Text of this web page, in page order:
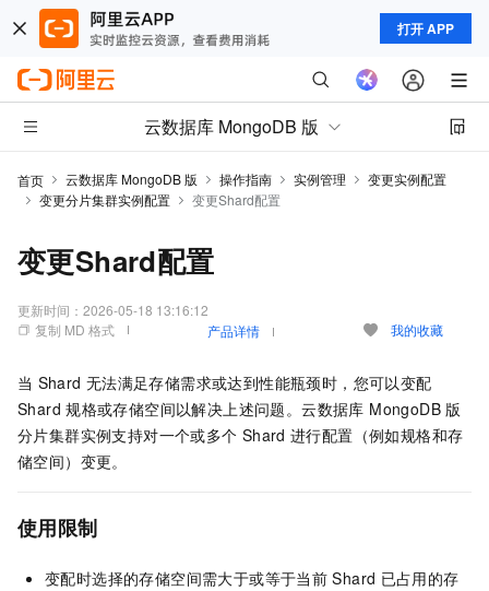
打开 APP
云数据库 MongoDB 版
首页 云数据库 MongoDB 版 操作指南 实例管理
变更实例配置
变更分片集群实例配置
变更Shard配置
变更Shard配置
更新时间： 2026-05-18 13:16:12
复制 MD 格式
产品详情 我的收藏
当 Shard 无法满足存储需求或达到性能瓶颈时，您可以变配
Shard 规格或存储空间以解决上述问题。云数据库 MongoDB 版
分片集群实例支持对一个或多个 Shard 进行配置（例如规格和存
储空间）变更。
使用限制
变配时选择的存储空间需大于或等于当前 Shard 已占用的存